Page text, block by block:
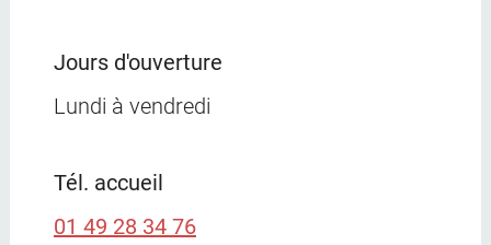
Jours d'ouverture
Lundi à vendredi
Tél. accueil
01 49 28 34 76